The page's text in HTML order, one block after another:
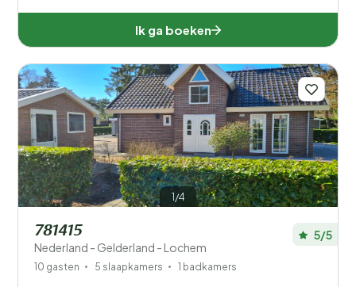
Ik ga boeken
1/4
781415
Nederland - Gelderland - Lochem
5/5
10 gasten 5 slaapkamers 1 badkamers